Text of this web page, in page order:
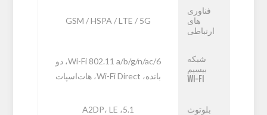
فناوری
های
ارتباطی
GSM / HSPA / LTE / 5G
شبکه
بیسیم
WI-FI
Wi-Fi 802.11 a/b/g/n/ac/6، دو
بانده، Wi-Fi Direct، هات‌اسپات
بلوتوث 5.1، A2DP، LE